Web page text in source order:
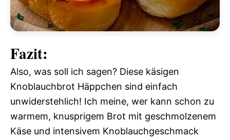
Fazit:
Also, was soll ich sagen? Diese käsigen
Knoblauchbrot Häppchen sind einfach
unwiderstehlich! Ich meine, wer kann schon zu
warmem, knusprigem Brot mit geschmolzenem
Käse und intensivem Knoblauchgeschmack